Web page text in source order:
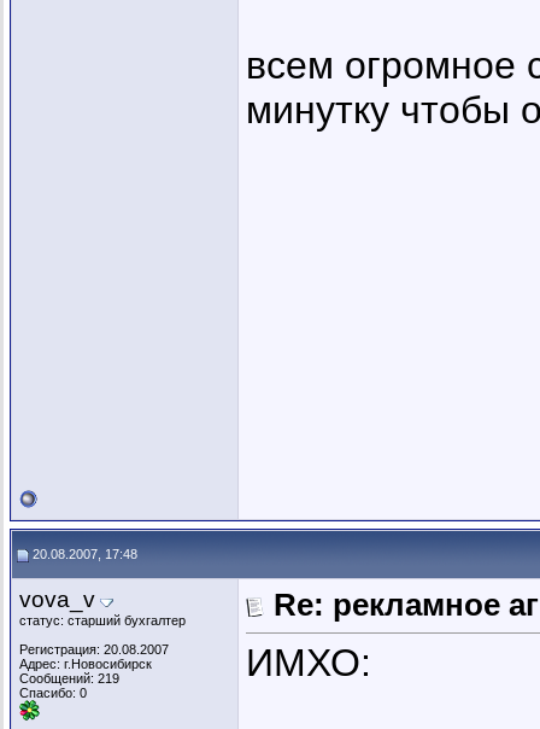
всем огромное
минутку чтобы
20.08.2007, 17:48
vova_v
статус: старший бухгалтер
Регистрация: 20.08.2007
Адрес: г.Новосибирск
Сообщений: 219
Спасибо: 0
Re: рекламное
ИМХО: